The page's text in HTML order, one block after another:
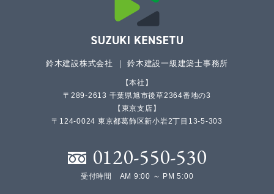
鈴木建設株式会社 ｜ 鈴木建設一級建築士事務所
本社
〒289-2613 千葉県旭市後草2364番地の3
東京支店
〒124-0024 東京都葛飾区新小岩2丁目13-5-303
0120-550-530
受付時間 AM 9:00 ～ PM 5:00